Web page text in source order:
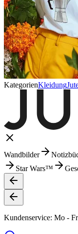
KategorienKleidung
Wandbilder
Star Wars™
Kundenservice: Mo -